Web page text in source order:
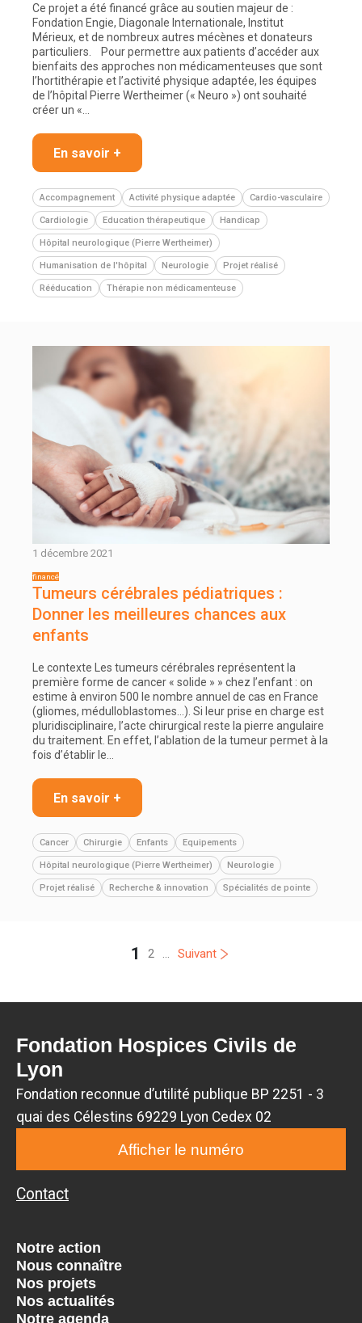
Ce projet a été financé grâce au soutien majeur de :
Fondation Engie, Diagonale Internationale, Institut
Mérieux, et de nombreux autres mécènes et donateurs
particuliers. Pour permettre aux patients d’accéder aux
bienfaits des approches non médicamenteuses que sont
l’hortithérapie et l’activité physique adaptée, les équipes
de l’hôpital Pierre Wertheimer (« Neuro ») ont souhaité
créer un «…
En savoir +
Accompagnement Activité physique adaptée Cardio-vasculaire
Cardiologie Education thérapeutique Handicap
Hôpital neurologique (Pierre Wertheimer)
Humanisation de l'hôpital Neurologie Projet réalisé
Rééducation Thérapie non médicamenteuse
1 décembre 2021
Tumeurs cérébrales pédiatriques :
Donner les meilleures chances aux
enfants
Le contexte Les tumeurs cérébrales représentent la
première forme de cancer « solide » » chez l’enfant : on
estime à environ 500 le nombre annuel de cas en France
(gliomes, médulloblastomes…). Si leur prise en charge est
pluridisciplinaire, l’acte chirurgical reste la pierre angulaire
du traitement. En effet, l’ablation de la tumeur permet à la
fois d’établir le…
En savoir +
Cancer Chirurgie Enfants Equipements
Hôpital neurologique (Pierre Wertheimer) Neurologie
Projet réalisé Recherche & innovation Spécialités de pointe
1 2 ... Suivant
Fondation Hospices Civils de
Lyon
Fondation reconnue d’utilité publique BP 2251 - 3
quai des Célestins 69229 Lyon Cedex 02
Afficher le numéro
Contact
Notre action
Nous connaître
Nos projets
Nos actualités
Notre agenda